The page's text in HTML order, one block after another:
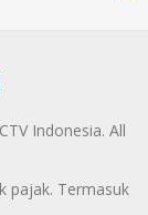
Indonesia. All
pajak. Termasuk